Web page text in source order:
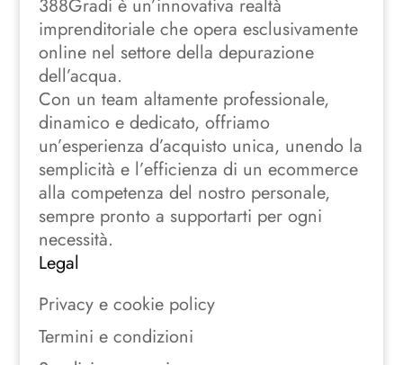
388Gradi è un’innovativa realtà
imprenditoriale che opera esclusivamente
online nel settore della depurazione
dell’acqua.
Con un team altamente professionale,
dinamico e dedicato, offriamo
un’esperienza d’acquisto unica, unendo la
semplicità e l’efficienza di un ecommerce
alla competenza del nostro personale,
sempre pronto a supportarti per ogni
necessità.
Legal
Privacy e cookie policy
Termini e condizioni